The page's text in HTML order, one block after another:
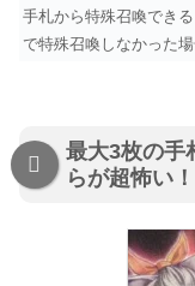
手札から特殊召喚でき
で特殊召喚しなかった
最大3枚の手
らが超怖い！